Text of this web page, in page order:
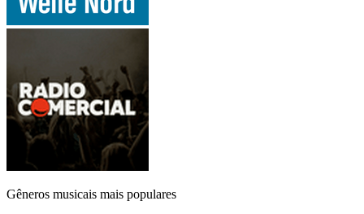
Gêneros musicais mais populares